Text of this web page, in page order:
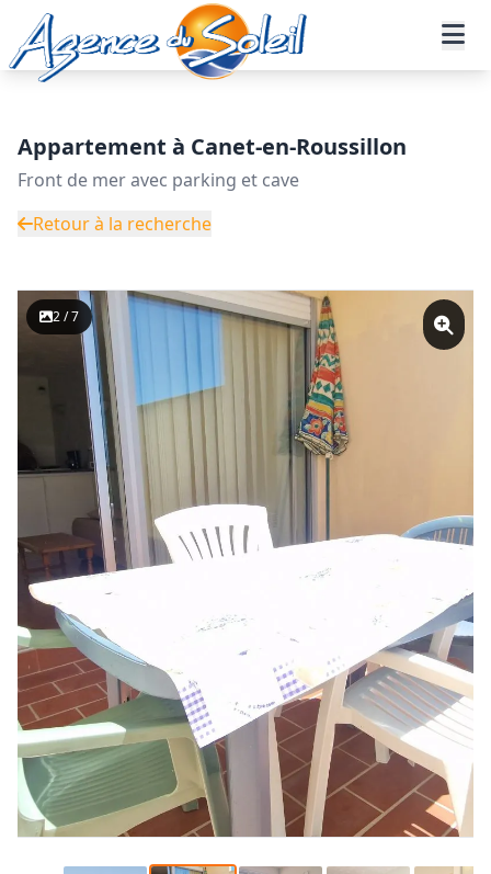
Aller au contenu principal
Accueil Annonces immobilières
Vente
Appartement - Réf. 19-11283-AGENCEDUSOLEIL
Appartement à Canet-en-Roussillon
Front de mer avec parking et cave
Retour à la recherche
2 / 7